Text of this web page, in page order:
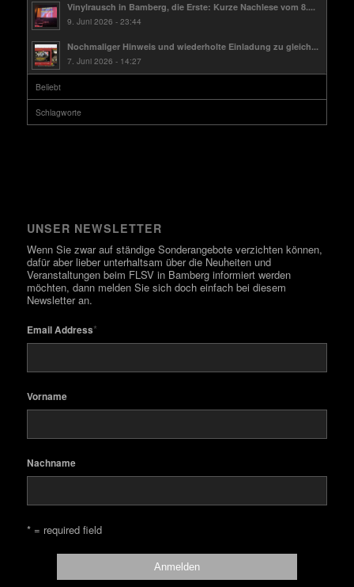
Vinylrausch in Bamberg, die Erste: Kurze Nachlese vom 8....
9. Juni 2026 - 23:44
Nochmaliger Hinweis und wiederholte Einladung zu gleich...
7. Juni 2026 - 14:27
Beliebt
Schlagworte
UNSER NEWSLETTER
Wenn Sie zwar auf ständige Sonderangebote verzichten können,
dafür aber lieber unterhaltsam über die Neuheiten und
Veranstaltungen beim FLSV in Bamberg informiert werden
möchten, dann melden Sie sich doch einfach bei diesem
Newsletter an.
Email Address*
Vorname
Nachname
* = required field